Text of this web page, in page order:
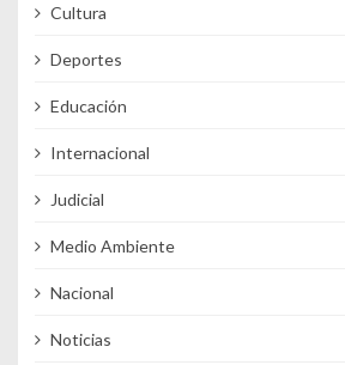
Cultura
Deportes
Educación
Internacional
Judicial
Medio Ambiente
Nacional
Noticias